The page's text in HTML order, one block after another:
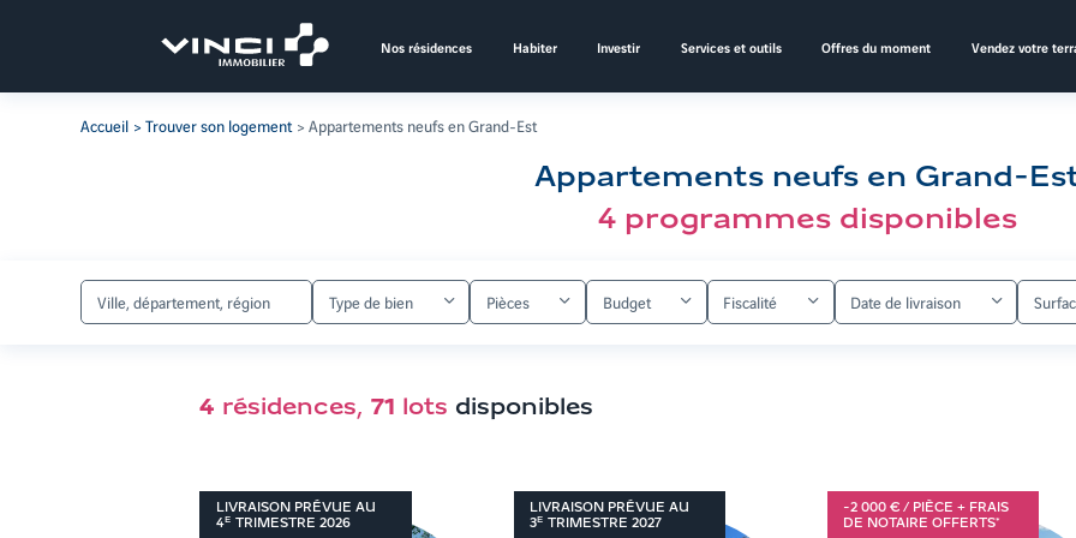
Nos résidences Habiter Investir Services et outils Offres du moment Vendez votre
Accueil Trouver son logement Appartements neufs en Grand-Est
Appartements neufs en Grand-
4programmes disponibles
Type de bien Pièces Budget Fiscalité Date de livraison
4 résidences,71 lots disponibles
LIVRAISON PRÉVUE AU
4E TRIMESTRE 2026
LIVRAISON PRÉVUE AU
3E TRIMESTRE 2027
-2 000 € / PIÈCE + FRAIS
DE NOTAIRE OFFERTS*